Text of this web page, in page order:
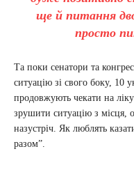
ще й питання
просто
Та поки сенатори та
ситуацію зі свого боку, 10
продовжують чекати на
зрушити ситуацію з місця,
назустріч. Як люблять
разом”.